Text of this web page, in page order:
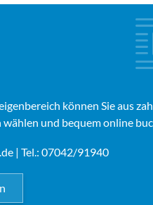
können Sie aus
und bequem online
| Tel.: 07042/91940